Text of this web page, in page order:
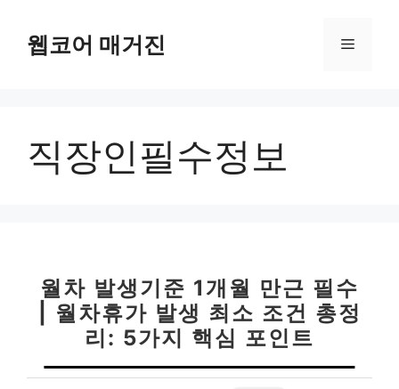
웹코어 매거진 메
직장인필수정보
월차 발생기준 1개월 만근 필수
| 월차휴가 발생 최소 조건 총정
리: 5가지 핵심 포인트